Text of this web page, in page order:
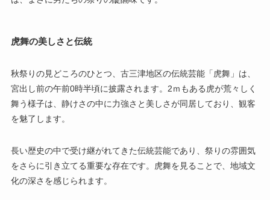
虎舞の美しさと伝統
秋祭りの見どころのひとつ、古三津地区の伝統芸能「虎舞」は、
宮出し前の午前0時半頃に披露されます。2ｍもある虎が荒々しく
舞う様子は、静けさの中に力強さと美しさが同居しており、観客
を魅了します。
長い歴史の中で受け継がれてきた伝統芸能であり、祭りの雰囲気
をさらに引き立てる重要な存在です。虎舞を見ることで、地域文
化の深さを感じられます。